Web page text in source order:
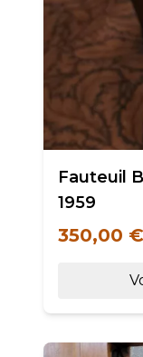
Fauteuil
1959
350,00 €